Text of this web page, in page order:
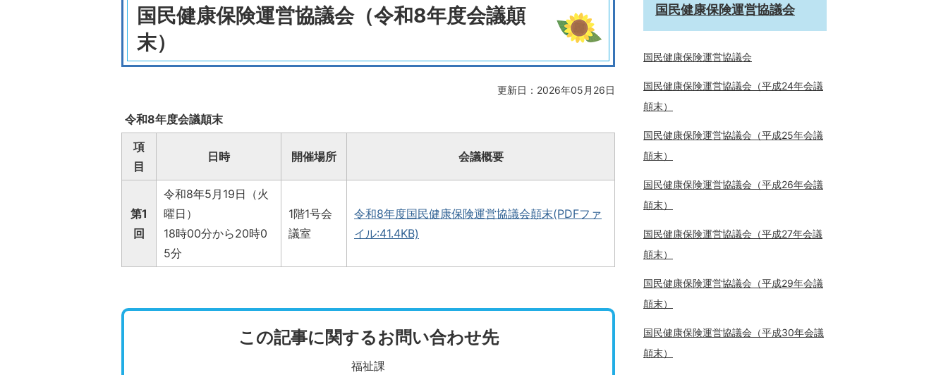
国民健康保険運営協議会（令和8年度会議顛
末）
更新日：2026年05月26日
令和8年度会議顛末
項
目
日時 開催場所 会議概要
第1
回
令和8年5月19日（火
曜日）
18時00分から20時0
5分
1階1号会
議室
令和8年度国民健康保険運営協議会顛末(PDFファ
イル:41.4KB)
この記事に関するお問い合わせ先
福祉課
国民健康保険運営協議会
国民健康保険運営協議会
国民健康保険運営協議会（平成24年会議
顛末）
国民健康保険運営協議会（平成25年会議
顛末）
国民健康保険運営協議会（平成26年会議
顛末）
国民健康保険運営協議会（平成27年会議
顛末）
国民健康保険運営協議会（平成29年会議
顛末）
国民健康保険運営協議会（平成30年会議
顛末）